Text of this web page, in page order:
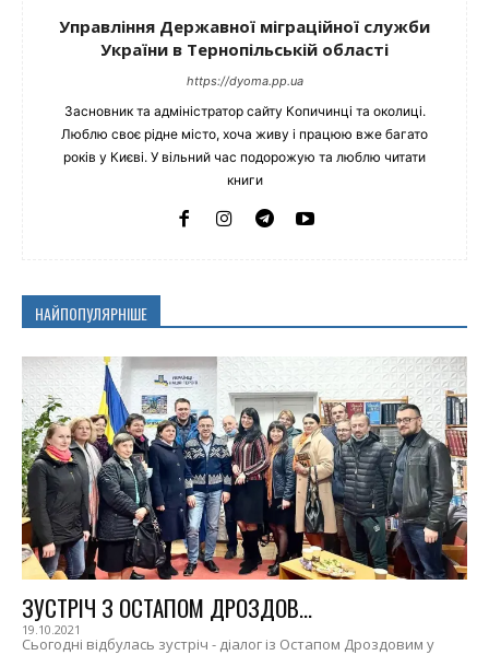
Управління Державної міграційної служби
України в Тернопільській області
https://dyoma.pp.ua
Засновник та адміністратор сайту Копичинці та околиці.
Люблю своє рідне місто, хоча живу і працюю вже багато
років у Києві. У вільний час подорожую та люблю читати
книги
НАЙПОПУЛЯРНІШЕ
ЗУСТРІЧ З ОСТАПОМ ДРОЗДОВ...
19.10.2021
Сьогодні відбулась зустріч - діалог із Остапом Дроздовим у